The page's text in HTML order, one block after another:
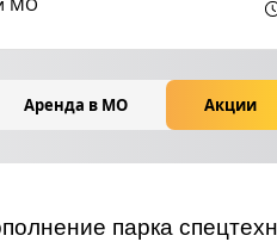
Аренда в МО Акции
парка